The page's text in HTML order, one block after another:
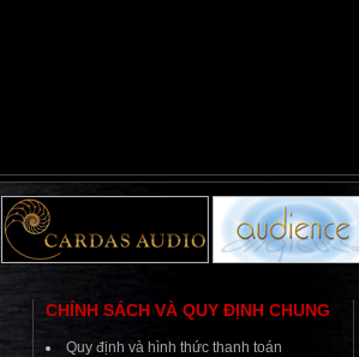
CHÍNH SÁCH VÀ QUY ĐỊNH CHUNG
Quy định và hình thức thanh toán